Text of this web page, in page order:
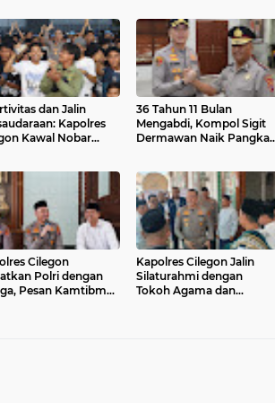
dan Jalin
Kapolres
Kawal Nobar
36 Tahun 11 Bulan
Mengabdi, Kompol Sigit
Dermawan Naik Pangkat
Cilegon
Cilegon
Polri dengan
Pesan Kamtibmas
Kapolres Cilegon Jalin
Silaturahmi dengan
Tokoh Agama dan